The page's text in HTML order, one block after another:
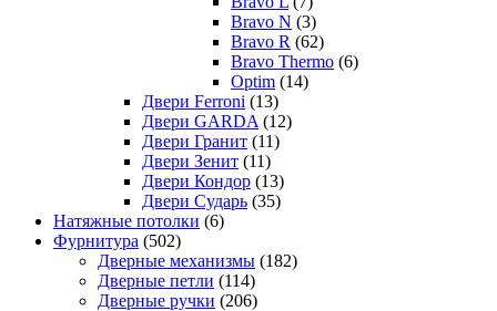
Bravo N (3)
Bravo R (62)
Bravo Thermo (6)
Optim (14)
Двери Ferroni (13)
Двери GARDA (12)
Двери Гранит (11)
Двери Зенит (11)
Двери Кондор (13)
Двери Сударь (35)
Натяжные потолки (6)
Фурнитура (502)
Дверные механизмы (182)
Дверные петли (114)
Дверные ручки (206)